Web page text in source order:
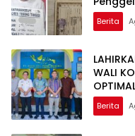
Berita
WALI
Berita